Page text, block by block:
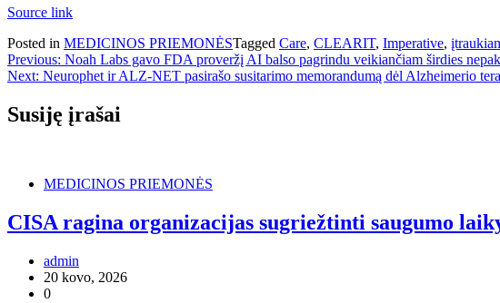
Source link
Posted in MEDICINOS PRIEMONĖSTagged Care, CLEARIT, Imperative,
Navigacija
tarp
įrašų
Previous: Noah Labs gavo FDA proveržį AI balso pagrindu veikiančiam širdies
Next: Neurophet ir ALZ-NET pasirašo susitarimo memorandumą dėl Alzheimerio
Susiję įrašai
MEDICINOS PRIEMONĖS
CISA ragina organizacijas sugriežtinti saugumo
admin
20 kovo, 2026
0